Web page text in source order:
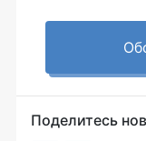
Поделитесь